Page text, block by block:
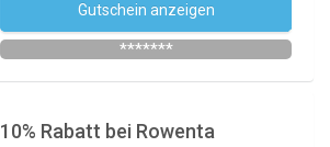
Gutschein anzeigen
*******
10% Rabatt bei Rowenta